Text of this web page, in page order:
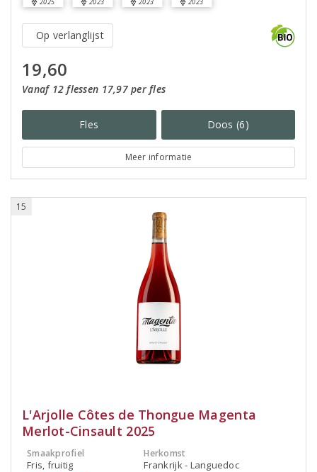
Op verlanglijst
19,60
Vanaf 12 flessen 17,97 per fles
Fles Doos (6)
Meer informatie
15
L'Arjolle Côtes de Thongue Magenta
Merlot-Cinsault 2025
Smaakprofiel
Fris, fruitig
Herkomst
Frankrijk - Languedoc